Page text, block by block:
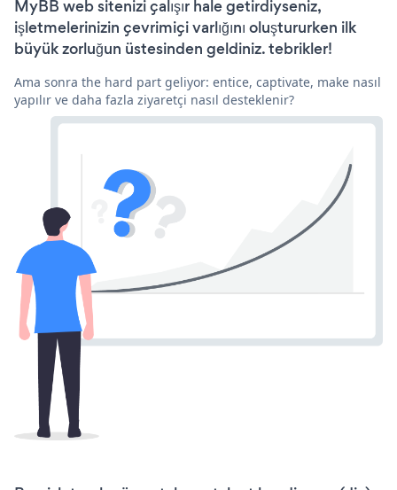
MyBB web sitenizi çalışır hale getirdiyseniz,
işletmelerinizin çevrimiçi varlığını oluştururken ilk
büyük zorluğun üstesinden geldiniz. tebrikler!
Ama sonra the hard part geliyor: entice, captivate, make nasıl
yapılır ve daha fazla ziyaretçi nasıl desteklenir?